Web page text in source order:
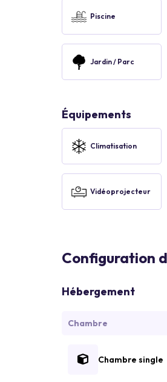
Piscine
Jardin / Parc
Équipements
Climatisation
Vidéoprojecteur
Configuration
Hébergement
Chambre
Chambre single